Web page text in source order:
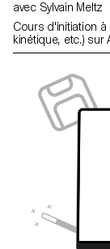
avec Sylvain Meltz
Cours d'initiation
kinétique, etc.) sur